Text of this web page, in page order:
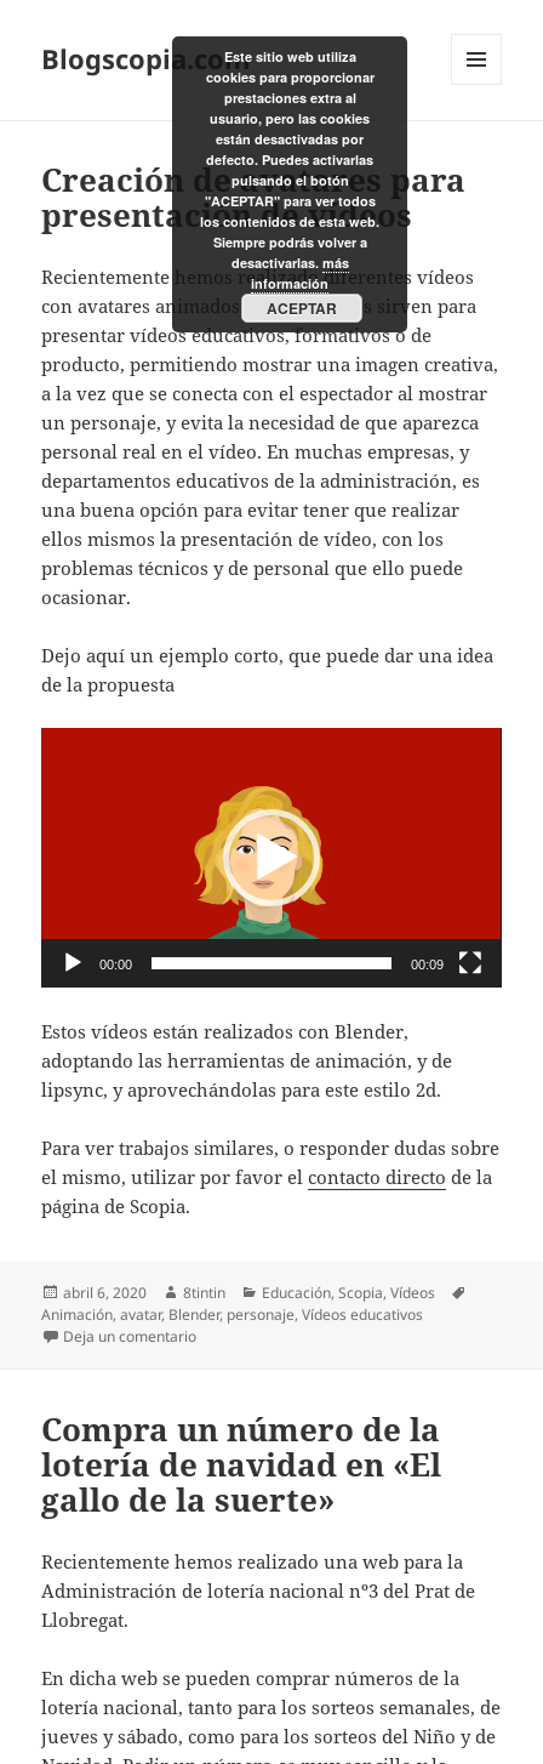
Blogscopia.com
Creación de avatares para
presentación de vídeos
Recientemente hemos realizado diferentes vídeos
con avatares animados. Estos avatares sirven para
presentar vídeos educativos, formativos o de
producto, permitiendo mostrar una imagen creativa,
a la vez que se conecta con el espectador al mostrar
un personaje, y evita la necesidad de que aparezca
personal real en el vídeo. En muchas empresas, y
departamentos educativos de la administración, es
una buena opción para evitar tener que realizar
ellos mismos la presentación de vídeo, con los
problemas técnicos y de personal que ello puede
ocasionar.
Dejo aquí un ejemplo corto, que puede dar una idea
de la propuesta
00:00 00:09
Estos vídeos están realizados con Blender,
adoptando las herramientas de animación, y de
lipsync, y aprovechándolas para este estilo 2d.
Para ver trabajos similares, o responder dudas sobre
el mismo, utilizar por favor elcontacto directo de la
página de Scopia.
Publicado
el
abril 6, 2020 Autor
8tintin Categorías
Educación,Scopia,Vídeos
Animación,avatar, Blender, personaje,Vídeos educativos
Deja un comentarioen Creación de avatares para presentación de
Compra un número de la
lotería de navidad en «El
gallo de la suerte»
Recientemente hemos realizado una web para la
Administración de lotería nacional nº3 del Prat de
Llobregat.
En dicha web se pueden comprar números de la
lotería nacional, tanto para los sorteos semanales, de
jueves y sábado, como para los sorteos del Niño y de
Este sitio web utiliza
cookies para proporcionar
prestaciones extra al
usuario, pero las cookies
están desactivadas por
defecto. Puedes activarlas
pulsando el botón
"ACEPTAR" para ver todos
los contenidos de esta web.
Siempre podrás volver a
desactivarlas. más
información
ACEPTAR